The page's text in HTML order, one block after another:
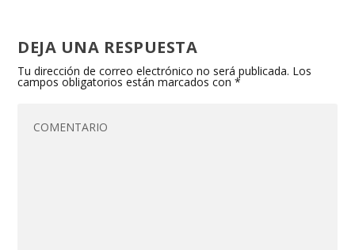
DEJA UNA RESPUESTA
Tu dirección de correo electrónico no será publicada. Los
campos obligatorios están marcados con*